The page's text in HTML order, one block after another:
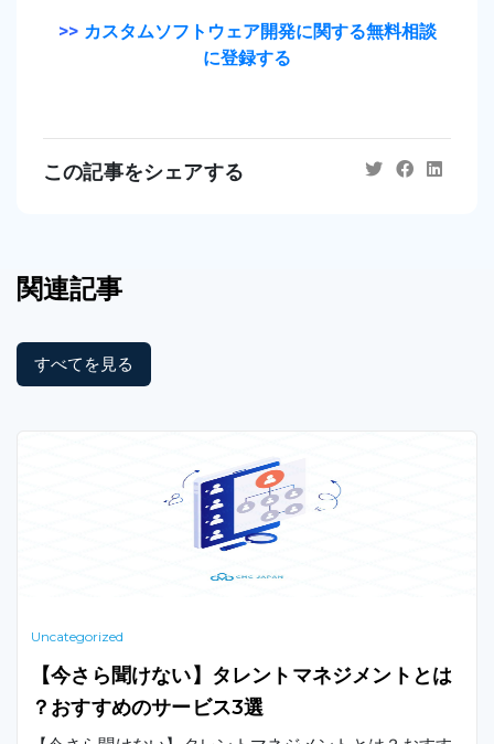
>> カスタムソフトウェア開発に関する無料相談
に登録する
この記事をシェアする
関連記事
すべてを見る
Uncategorized
【今さら聞けない】タレントマネジメントとは
？おすすめのサービス3選